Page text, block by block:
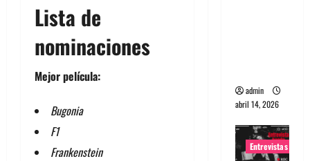
Lista de
nominaciones
Mejor película:
Bugonia
F1
Frankenstein
admin
abril 14, 2026
Entrevistas